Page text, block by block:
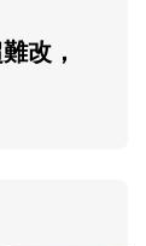
改，